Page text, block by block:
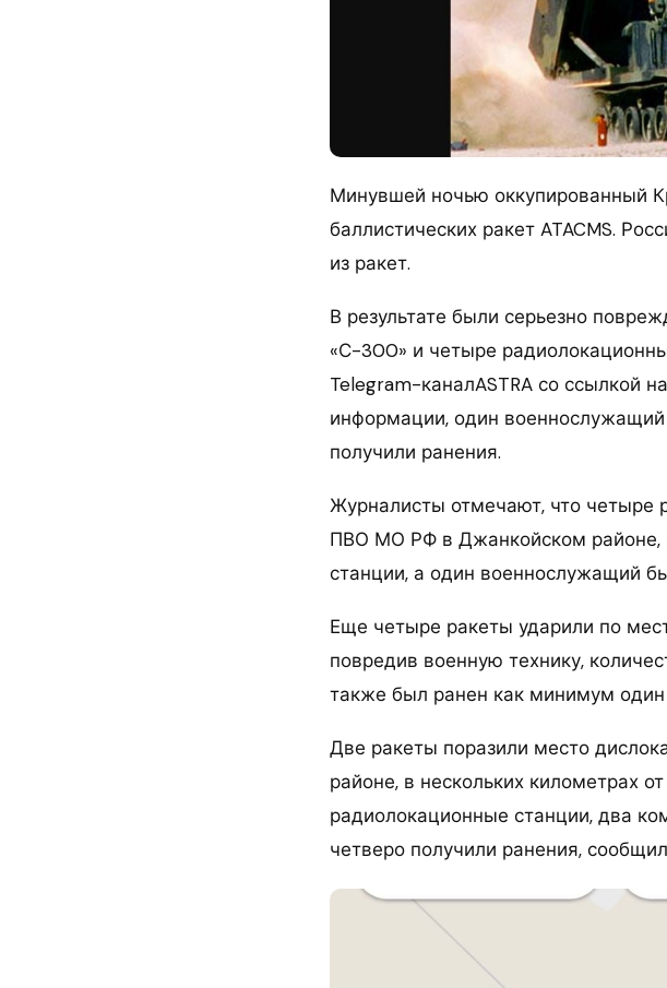
Минувшей ночью оккупированный
баллистических ракет ATACMS.
из ракет.
В результате были серьезно
«С-300» и четыре
Telegram-каналASTRA со ссылкой
информации, один
получили ранения.
Журналисты отмечают, что четыре
ПВО МО РФ в Джанкойском районе,
станции, а один военнослужащий
Еще четыре ракеты ударили по
повредив военную технику,
также был ранен как минимум
Две ракеты поразили место
районе, в нескольких километрах
радиолокационные станции, два
четверо получили ранения,